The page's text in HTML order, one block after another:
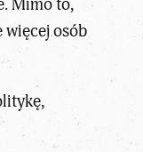
Mimo to,
więcej osób